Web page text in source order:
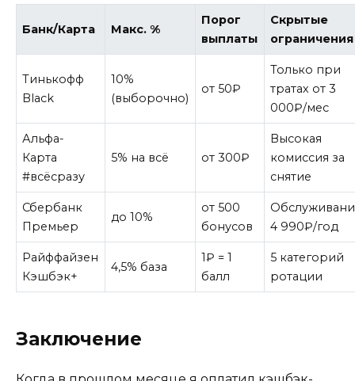
Банк/Карта Макс. %
Порог
выплаты
Скрытые
ограничения
Тинькофф
Black
10%
(выборочно)
от 50₽
Только при
тратах от 3
000₽/мес
Альфа-
Карта
#всёсразу
5% на всё от 300₽
Высокая
комиссия за
снятие
Сбербанк
Премьер
до 10%
от 500
бонусов
4 990₽/год
Райффайзен
Кэшбэк+
4,5% база
1₽ = 1
балл
5 категорий
ротации
Заключение